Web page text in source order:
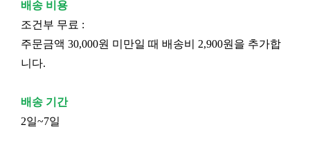
배송 비용
조건부 무료 :
주문금액 30,000원 미만일 때 배송비 2,900원을 추가합
니다.
배송 기간
2일~7일